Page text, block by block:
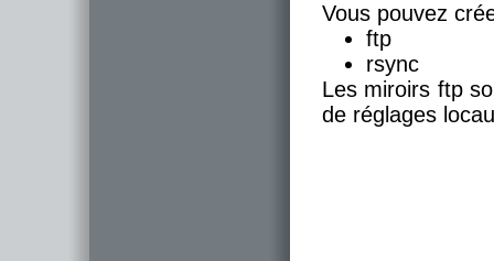
Vous pouvez
ftp
rsync
Les miroirs ftp
de réglages